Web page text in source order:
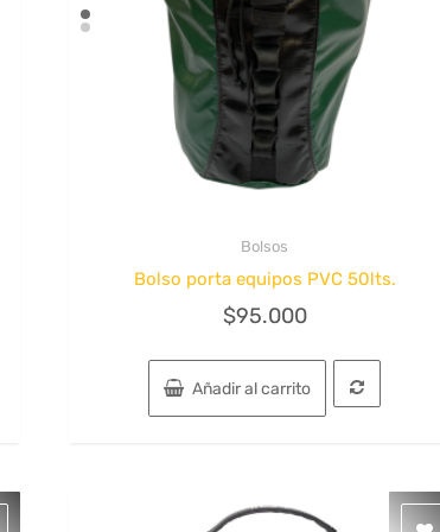
Bolsos
Bolso porta equipos PVC 50lts.
$95.000
Añadir al carrito